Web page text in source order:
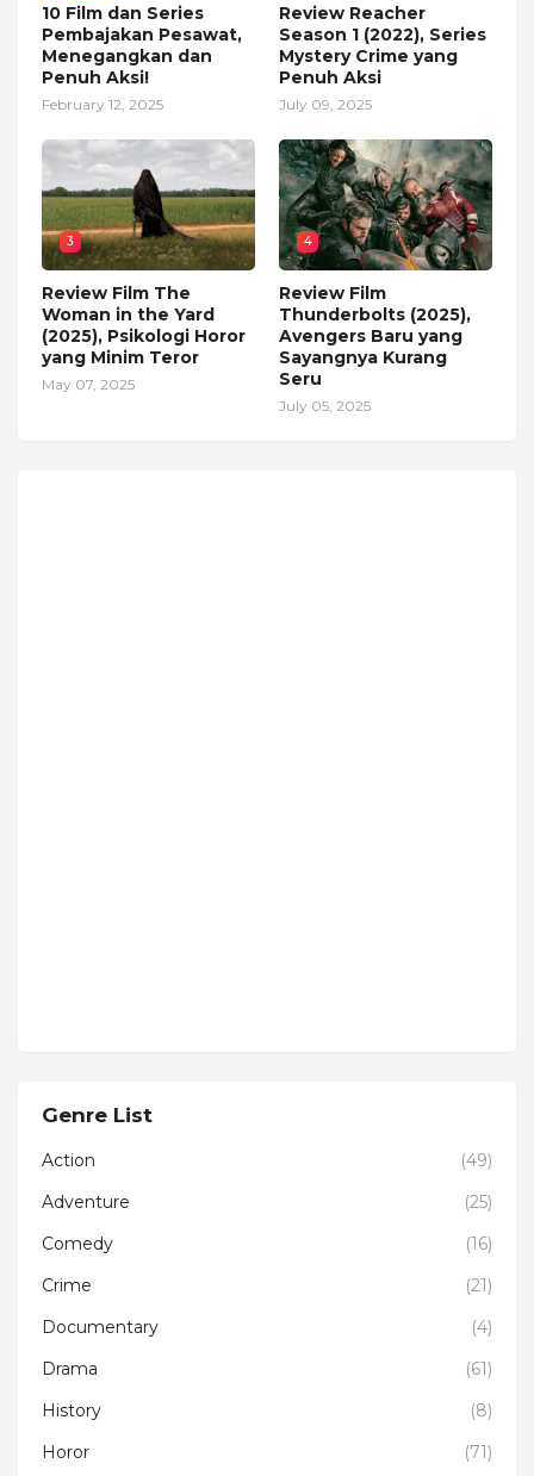
10 Film dan Series
Pembajakan Pesawat,
Menegangkan dan
Penuh Aksi!
February 12, 2025
Review Reacher
Season 1 (2022), Series
Mystery Crime yang
Penuh Aksi
July 09, 2025
3
Review Film The
Woman in the Yard
(2025), Psikologi Horor
yang Minim Teror
May 07, 2025
4
Review Film
Thunderbolts (2025),
Avengers Baru yang
Sayangnya Kurang
Seru
July 05, 2025
Genre List
Action
(49)
Adventure
(25)
Comedy
(16)
Crime
(21)
Documentary
(4)
Drama
(61)
History
(8)
Horor
(71)